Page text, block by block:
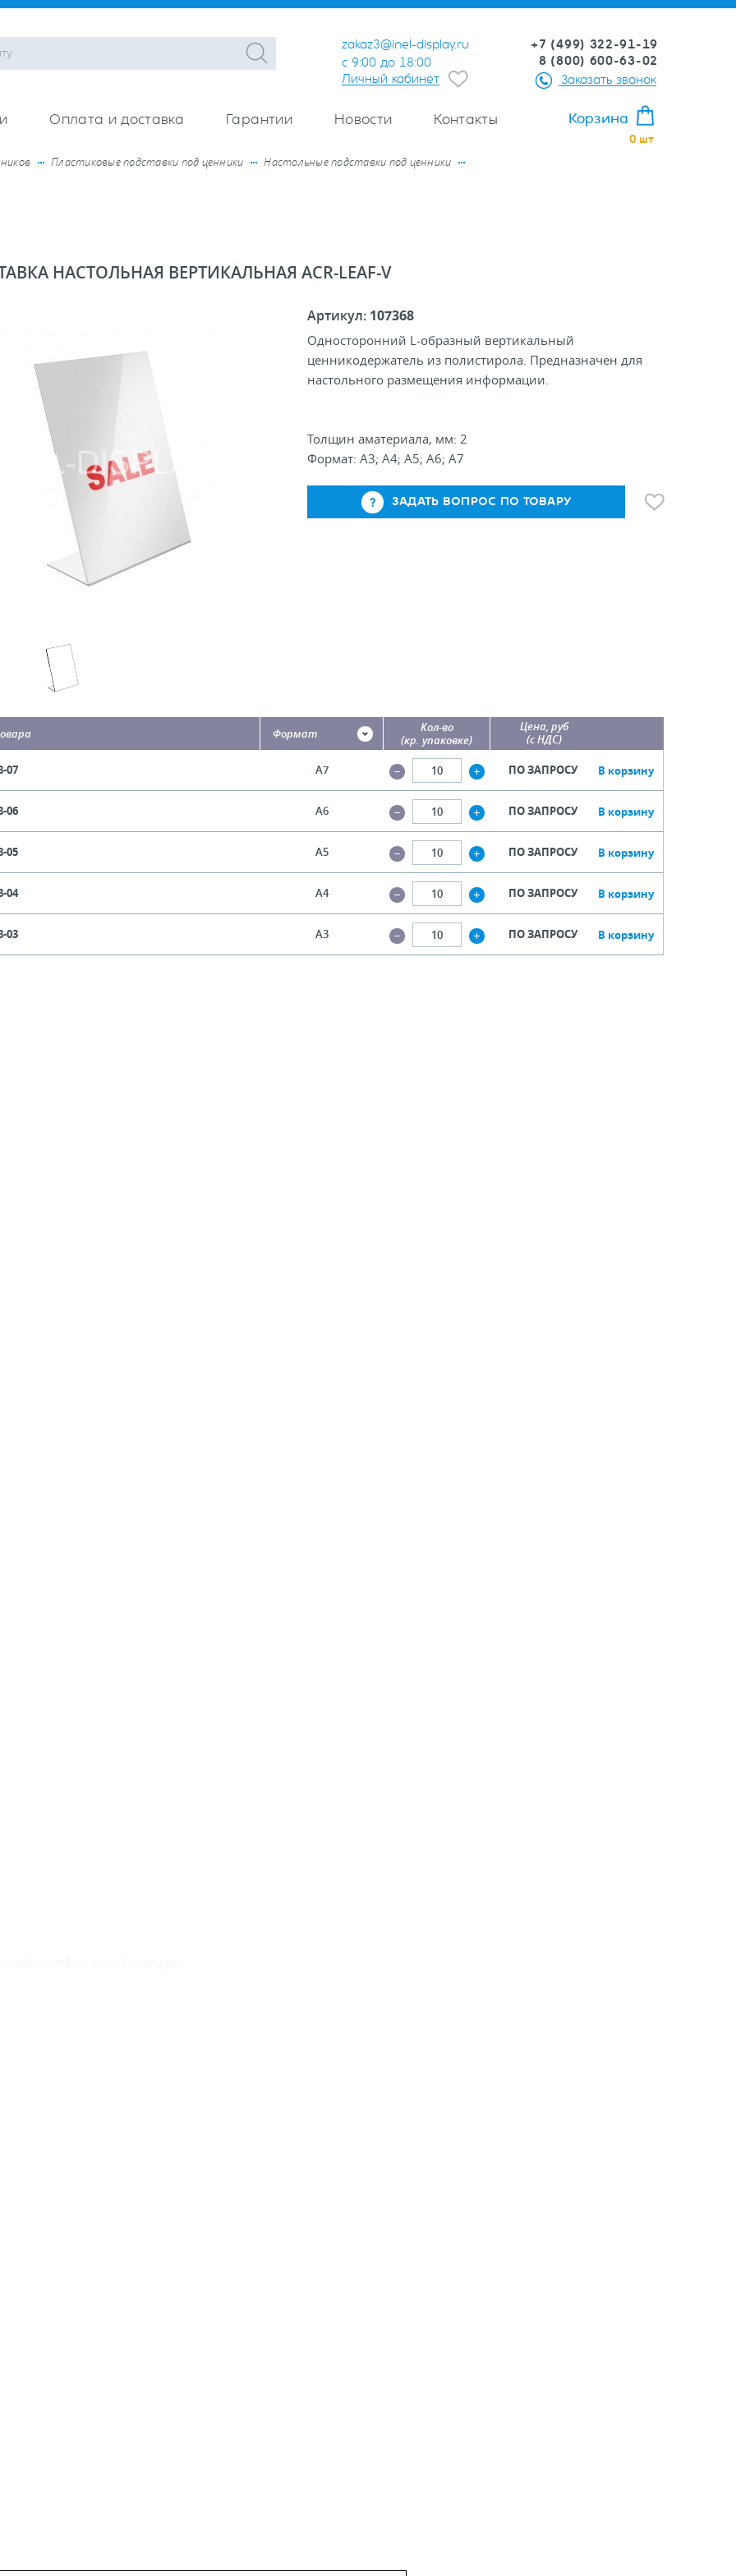
zakaz3@inel-display.ru
с 9:00 до 18:00
Личный кабинет
+7 (499) 322-91-19
8 (800) 600-63-02
Заказать звонок
Оплата и доставка Гарантии Новости Контакты Корзина
0 шт
Пластиковые подставки под ценники
Настольные подставки под ценники
НАСТОЛЬНАЯ ВЕРТИКАЛЬНАЯ ACR-LEAF-V
Артикул: 107368
Односторонний L-образный вертикальный
ценникодержатель из полистирола. Предназначен для
настольного размещения информации.
Толщин аматериала, мм: 2
Формат: А3; А4; А5; А6; А7
ЗАДАТЬ ВОПРОС ПО ТОВАРУ
Формат
Кол-во
(кр. упаковке)
Цена, руб
(с НДС)
07 А7 ПО ЗАПРОСУ В корзину
06 А6 ПО ЗАПРОСУ В корзину
05 А5 ПО ЗАПРОСУ В корзину
04 А4 ПО ЗАПРОСУ В корзину
03 А3 ПО ЗАПРОСУ В корзину